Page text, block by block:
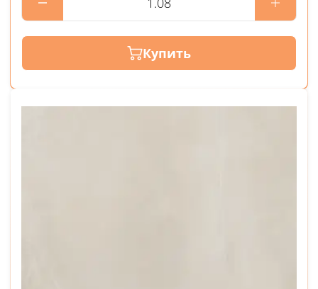
Купить